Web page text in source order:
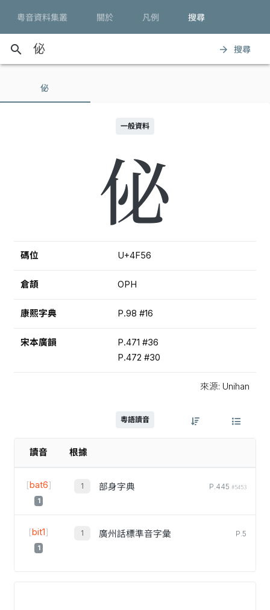
粵音資料集叢 關於 凡例 搜尋
search arrow_forward 搜尋
佖
一般資料
佖
碼位 U+4F56
倉頡 OPH
康熙字典 P.98 #16
宋本廣韻
P.471 #36
P.472 #30
來源: Unihan
粵語讀音
讀音 根據
[bat6]
1
部身字典 P.445 #5453
[bit1]
1
廣州話標準音字彙 P.5